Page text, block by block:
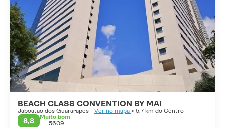
BEACH CLASS CONVENTION BY MAI
Jaboatao dos Guararapes - Ver no mapa > 5,7 km do Centro
8,8
Muito bom
5609